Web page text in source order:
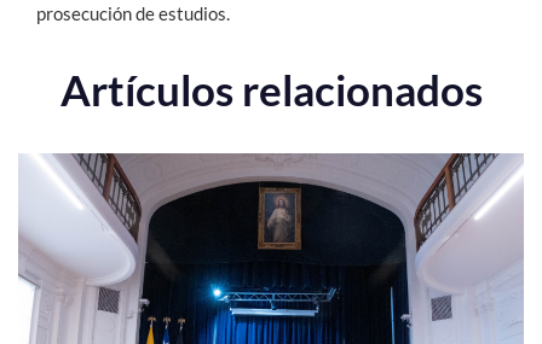
prosecución de estudios.
Artículos relacionados